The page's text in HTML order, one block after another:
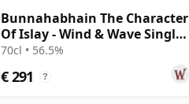
Bunnahabhain The Character
Of Islay - Wind & Wave Single
Cask # 2001 19 jaar oud
70cl • 56.5%
€ 291 ?